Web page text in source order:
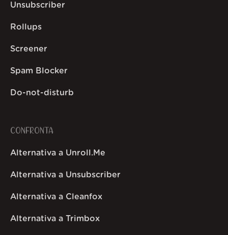
Unsubscriber
Rollups
Screener
Spam Blocker
Do-not-disturb
CONFRONTA
Alternativa a Unroll.Me
Alternativa a Unsubscriber
Alternativa a Cleanfox
Alternativa a Trimbox